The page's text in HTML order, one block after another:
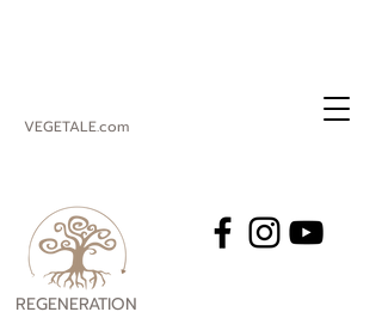
VEGETALE.com
REGENERATION